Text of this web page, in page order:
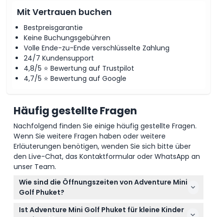
Mit Vertrauen buchen
Bestpreisgarantie
Keine Buchungsgebühren
Volle Ende-zu-Ende verschlüsselte Zahlung
24/7 Kundensupport
4,8/5 ⭐ Bewertung auf Trustpilot
4,7/5 ⭐ Bewertung auf Google
Häufig gestellte Fragen
Nachfolgend finden Sie einige häufig gestellte Fragen.
Wenn Sie weitere Fragen haben oder weitere
Erläuterungen benötigen, wenden Sie sich bitte über
den Live-Chat, das Kontaktformular oder WhatsApp an
unser Team.
Wie sind die Öffnungszeiten von Adventure Mini
Golf Phuket?
Adventure Mini Golf Phuket ist täglich von 11:00 bis
22:00 Uhr geöffnet, sodass Sie innerhalb dieser
Ist Adventure Mini Golf Phuket für kleine Kinder